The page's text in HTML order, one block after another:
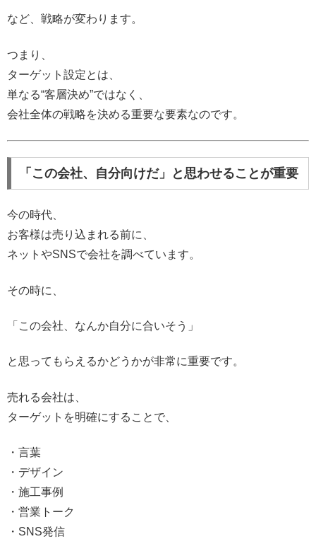
など、戦略が変わります。
つまり、
ターゲット設定とは、
単なる“客層決め”ではなく、
会社全体の戦略を決める重要な要素なのです。
「この会社、自分向けだ」と思わせることが重要
今の時代、
お客様は売り込まれる前に、
ネットやSNSで会社を調べています。
その時に、
「この会社、なんか自分に合いそう」
と思ってもらえるかどうかが非常に重要です。
売れる会社は、
ターゲットを明確にすることで、
・言葉
・デザイン
・施工事例
・営業トーク
・SNS発信